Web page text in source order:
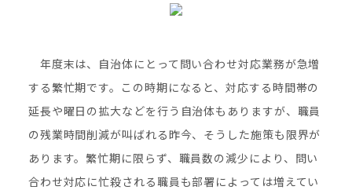
年度末は、自治体にとって問い合わせ対応業務が急増
する繁忙期です。この時期になると、対応する時間帯の
延長や曜日の拡大などを行う自治体もありますが、職員
の残業時間削減が叫ばれる昨今、そうした施策も限界が
あります。繁忙期に限らず、職員数の減少により、問い
合わせ対応に忙殺される職員も部署によっては増えてい